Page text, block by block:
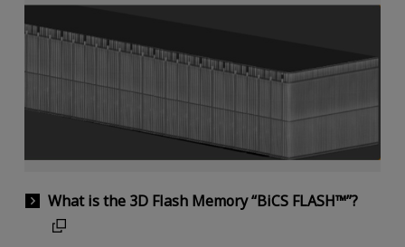
What is the 3D Flash Memory “BiCS FLASH™”?